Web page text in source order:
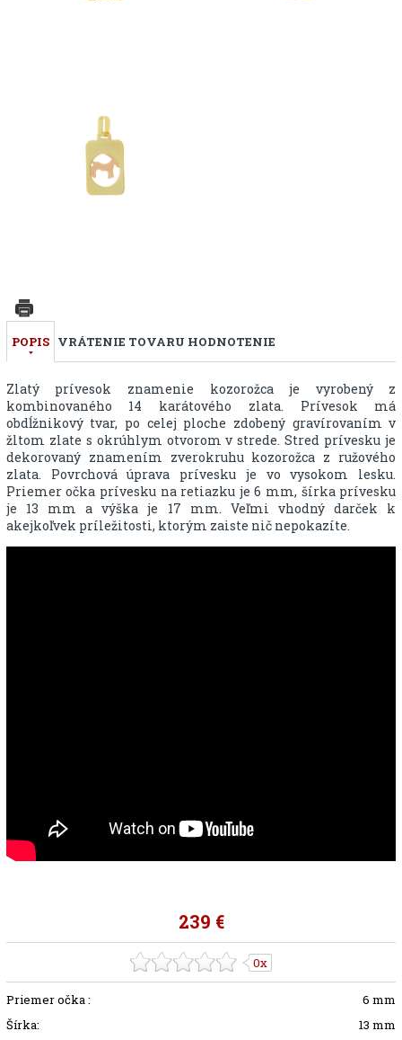
POPIS VRÁTENIE TOVARU HODNOTENIE
Zlatý prívesok znamenie kozorožca je vyrobený z
kombinovaného 14 karátového zlata. Prívesok má
obdĺžnikový tvar, po celej ploche zdobený gravírovaním v
žltom zlate s okrúhlym otvorom v strede. Stred prívesku je
dekorovaný znamením zverokruhu kozorožca z ružového
zlata. Povrchová úprava prívesku je vo vysokom lesku.
Priemer očka prívesku na retiazku je 6 mm, šírka prívesku
je 13 mm a výška je 17 mm. Veľmi vhodný darček k
akejkoľvek príležitosti, ktorým zaiste nič nepokazíte.
239 €
0x
Priemer očka :
6 mm
Šírka:
13 mm